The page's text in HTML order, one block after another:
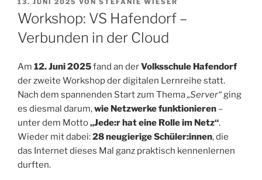
AM
13. JUNI 2025 VON STEFANIE WIESER
Workshop: VS Hafendorf –
Verbunden in der Cloud
Am 12. Juni 2025fand an derVolksschule Hafendorf
der zweite Workshop der digitalen Lernreihe statt.
Nach dem spannenden Start zum Thema„Server“ging
es diesmal darum,wie Netzwerke funktionieren –
unter dem Motto„Jede:r hat eine Rolle im Netz“.
Wieder mit dabei:28 neugierige Schüler:innen, die
das Internet dieses Mal ganz praktisch kennenlernen
durften.